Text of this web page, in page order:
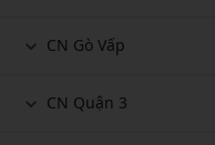
CN Gò Vấp
CN Quận 3